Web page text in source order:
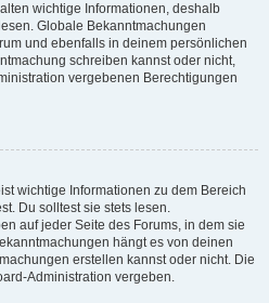
wichtige Informationen, deshalb
Globale Bekanntmachungen
und ebenfalls in deinem persönlichen
schreiben kannst oder nicht,
vergebenen Berechtigungen
wichtige Informationen zu dem Bereich
Du solltest sie stets lesen.
auf jeder Seite des Forums, in dem sie
hängt es von deinen
erstellen kannst oder nicht. Die
Administration vergeben.